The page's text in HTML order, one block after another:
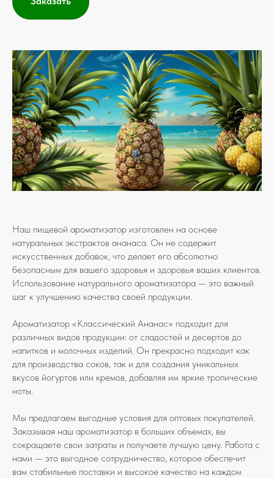
Наш пищевой ароматизатор изготовлен на основе
натуральных экстрактов ананаса. Он не содержит
искусственных добавок, что делает его абсолютно
безопасным для вашего здоровья и здоровья ваших клиентов.
Использование натурального ароматизатора — это важный
шаг к улучшению качества своей продукции.
Ароматизатор «Классический Ананас» подходит для
различных видов продукции: от сладостей и десертов до
напитков и молочных изделий. Он прекрасно подходит как
для производства соков, так и для создания уникальных
вкусов йогуртов или кремов, добавляя им яркие тропические
ноты.
Мы предлагаем выгодные условия для оптовых покупателей.
Заказывая наш ароматизатор в больших объемах, вы
сокращаете свои затраты и получаете лучшую цену. Работа с
нами — это выгодное сотрудничество, которое обеспечит
вам стабильные поставки и высокое качество на каждом